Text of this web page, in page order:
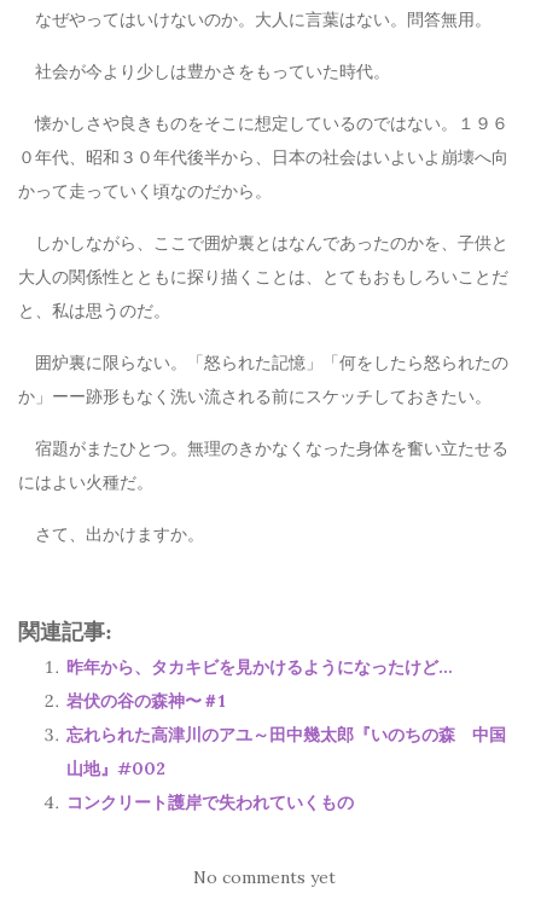
なぜやってはいけないのか。大人に言葉はない。問答無用。
社会が今より少しは豊かさをもっていた時代。
懐かしさや良きものをそこに想定しているのではない。１９６
０年代、昭和３０年代後半から、日本の社会はいよいよ崩壊へ向
かって走っていく頃なのだから。
しかしながら、ここで囲炉裏とはなんであったのかを、子供と
大人の関係性とともに探り描くことは、とてもおもしろいことだ
と、私は思うのだ。
囲炉裏に限らない。「怒られた記憶」「何をしたら怒られたの
か」ーー跡形もなく洗い流される前にスケッチしておきたい。
宿題がまたひとつ。無理のきかなくなった身体を奮い立たせる
にはよい火種だ。
さて、出かけますか。
関連記事:
昨年から、タカキビを見かけるようになったけど…
岩伏の谷の森神〜＃1
忘れられた高津川のアユ～田中幾太郎『いのちの森 中国
山地』#002
コンクリート護岸で失われていくもの
No comments yet